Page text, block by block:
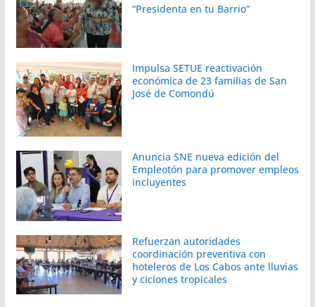
“Presidenta en tu Barrio”
Impulsa SETUE reactivación
económica de 23 familias de San
José de Comondú
Anuncia SNE nueva edición del
Empleotón para promover empleos
incluyentes
Refuerzan autoridades
coordinación preventiva con
hoteleros de Los Cabos ante lluvias
y ciclones tropicales